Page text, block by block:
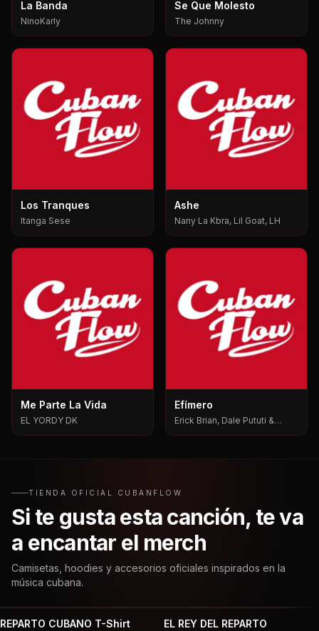
La Banda
NinoKarly
Se Que Molesto
The Johnny
Los Tranques
Itanga Sese
Ashe
Nany La Kbra, Lil Goat, LH
Me Parte La Vida
EL YORDY DK
Efímero
Erick Brian, Dale Pututi &
TIENDA OFICIAL CUBANFLOW
Si te gusta esta canción, te va
a encantar el merch
Camisetas, hoodies y accesorios oficiales inspirados en la
música cubana.
REPARTO CUBANO T-Shirt
EL REY DEL REPARTO